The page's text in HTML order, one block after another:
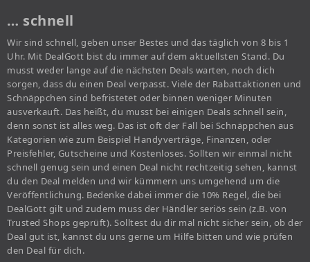
… schnell
Wir sind schnell, geben unser Bestes und das täglich von 8 bis 1
Uhr. Mit DealGott bist du immer auf dem aktuellsten Stand. Du
musst weder lange auf die nächsten Deals warten, noch dich
sorgen, dass du einen Deal verpasst. Viele der Rabattaktionen und
Schnäppchen sind befristetet oder binnen weniger Minuten
ausverkauft. Das heißt, du musst bei einigen Deals schnell sein,
denn sonst ist alles weg. Das ist oft der Fall bei Schnäppchen aus
Kategorien wie zum Beispiel Handyverträge, Finanzen, oder
Preisfehler, Gutscheine und Kostenloses. Sollten wir einmal nicht
schnell genug sein und einen Deal nicht rechtzeitig sehen, kannst
du den Deal melden und wir kümmern uns umgehend um die
Veröffentlichung. Bedenke dabei immer die 10% Regel, die bei
DealGott gilt und zudem muss der Händler seriös sein (z.B. von
Trusted Shops geprüft). Solltest du dir mal nicht sicher sein, ob der
Deal gut ist, kannst du uns gerne um Hilfe bitten und wie prüfen
den Deal für dich.